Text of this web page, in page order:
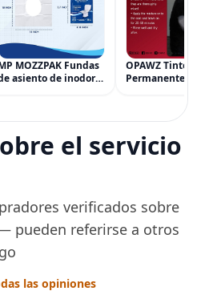
MOZZPAK Fundas
asiento de inodoro
entrenamiento
OPAWZ Tinte
Permanente
Tinte para
Peluquería
una Década,
el servicio
verificados sobre
pueden referirse a otros
las opiniones